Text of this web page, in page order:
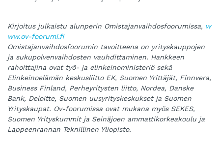
Kirjoitus julkaistu alunperin Omistajanvaihdosfoorumissa, w
ww.ov-foorumi.fi
Omistajanvaihdosfoorumin tavoitteena on yrityskauppojen
ja sukupolvenvaihdosten vauhdittaminen. Hankkeen
rahoittajina ovat työ- ja elinkeinoministeriö sekä
Elinkeinoelämän keskusliitto EK, Suomen Yrittäjät, Finnvera,
Business Finland, Perheyritysten liitto, Nordea, Danske
Bank, Deloitte, Suomen uusyrityskeskukset ja Suomen
Yrityskaupat. Ov-foorumissa ovat mukana myös SEKES,
Suomen Yrityskummit ja Seinäjoen ammattikorkeakoulu ja
Lappeenrannan Teknillinen Yliopisto.